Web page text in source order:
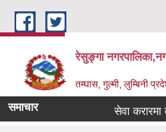
Skip to main content
रेसुङ्गा
तम्घास, गुल्मी, लुम्बिनी
समाचार सेवा करारमा